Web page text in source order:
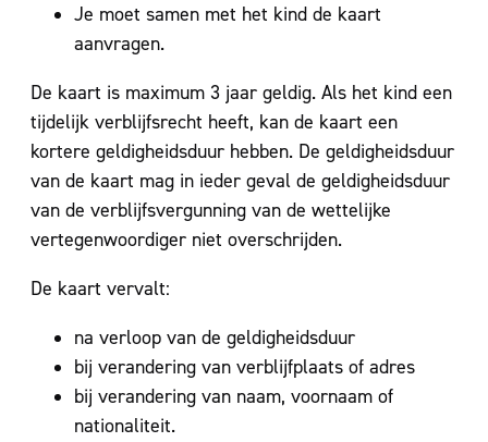
Je moet samen met het kind de kaart
aanvragen.
De kaart is maximum 3 jaar geldig. Als het kind een
tijdelijk verblijfsrecht heeft, kan de kaart een
kortere geldigheidsduur hebben. De geldigheidsduur
van de kaart mag in ieder geval de geldigheidsduur
van de verblijfsvergunning van de wettelijke
vertegenwoordiger niet overschrijden.
De kaart vervalt:
na verloop van de geldigheidsduur
bij verandering van verblijfplaats of adres
bij verandering van naam, voornaam of
nationaliteit.